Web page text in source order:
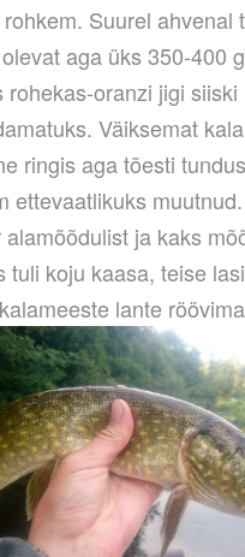
Suurel ahvenal
aga üks 350-400
rohekas-oranzi jigi siiski
Väiksemat
ringis aga tõesti
ettevaatlikuks
alamõõdulist ja kaks
tuli koju kaasa, teise
lante